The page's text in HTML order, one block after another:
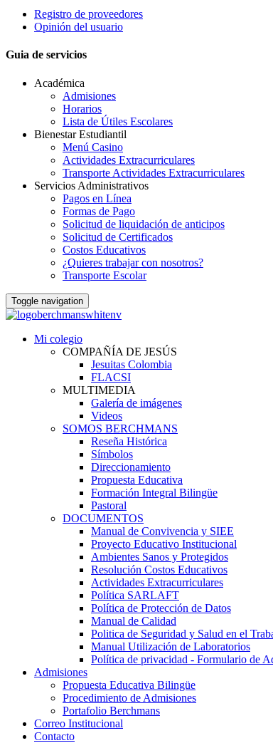
Registro de proveedores
Opinión del usuario
Guia de servicios
Académica
Admisiones
Horarios
Lista de Útiles Escolares
Bienestar Estudiantil
Menú Casino
Actividades Extracurriculares
Transporte Actividades Extracurriculares
Servicios Administrativos
Pagos en Línea
Formas de Pago
Solicitud de liquidación de anticipos
Solicitud de Certificados
Costos Educativos
¿Quieres trabajar con nosotros?
Transporte Escolar
Toggle navigation
Mi colegio
COMPAÑÍA DE JESÚS
Jesuitas Colombia
FLACSI
MULTIMEDIA
Galería de imágenes
Videos
SOMOS BERCHMANS
Reseña Histórica
Símbolos
Direccionamiento
Propuesta Educativa
Formación Integral Bilingüe
Pastoral
DOCUMENTOS
Manual de Convivencia y SIEE
Proyecto Educativo Institucional
Ambientes Sanos y Protegidos
Resolución Costos Educativos
Actividades Extracurriculares
Política SARLAFT
Política de Protección de Datos
Manual de Calidad
Politica de Seguridad y Salud en el
Manual Utilización de Laboratorios
Política de privacidad - Formulario de
Admisiones
Propuesta Educativa Bilingüe
Procedimiento de Admisiones
Portafolio Berchmans
Correo Institucional
Contacto